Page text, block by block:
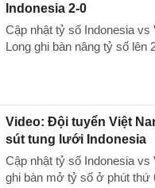
Indonesia 2-0
Cập nhật tỷ số Indonesia
Long ghi bàn nâng tỷ số lên
Video: Đội tuyển Việt
sút tung lưới Indonesia
Cập nhật tỷ số Indonesia
ghi bàn mở tỷ số ở phút thứ